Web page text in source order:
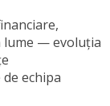
lume — evoluția
echipa